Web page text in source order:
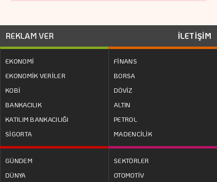
REKLAM VER İLETİŞİM
EKONOMİ
EKONOMİK VERİLER
KOBİ
BANKACILIK
KATILIM BANKACILIĞI
SİGORTA
FİNANS
BORSA
DÖVİZ
ALTIN
PETROL
MADENCİLİK
GÜNDEM
DÜNYA
SEKTÖRLER
OTOMOTİV